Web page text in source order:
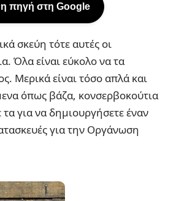
πηγή στη Google
σκεύη τότε αυτές οι
Όλα είναι εύκολο να τα
Μερικά είναι τόσο απλά και
όπως βάζα, κονσερβοκούτια
για να δημιουργήσετε έναν
για την Οργάνωση